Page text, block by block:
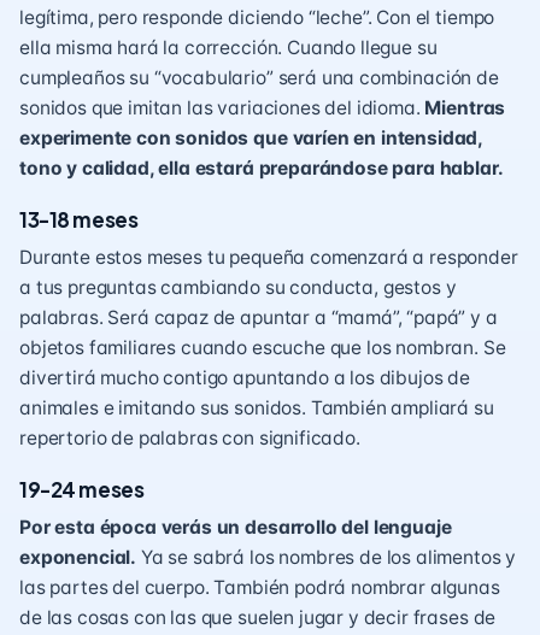
legítima, pero responde diciendo “leche”. Con el tiempo
ella misma hará la corrección. Cuando llegue su
cumpleaños su “vocabulario” será una combinación de
sonidos que imitan las variaciones del idioma. Mientras
experimente con sonidos que varíen en intensidad,
tono y calidad, ella estará preparándose para hablar.
13-18 meses
Durante estos meses tu pequeña comenzará a responder
a tus preguntas cambiando su conducta, gestos y
palabras. Será capaz de apuntar a “mamá”, “papá” y a
objetos familiares cuando escuche que los nombran. Se
divertirá mucho contigo apuntando a los dibujos de
animales e imitando sus sonidos. También ampliará su
repertorio de palabras con significado.
19-24 meses
Por esta época verás un desarrollo del lenguaje
exponencial. Ya se sabrá los nombres de los alimentos y
las partes del cuerpo. También podrá nombrar algunas
de las cosas con las que suelen jugar y decir frases de